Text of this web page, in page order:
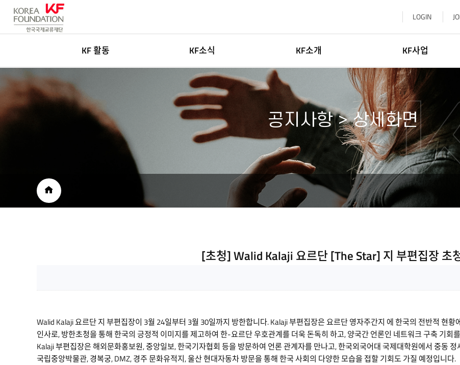
LOGIN
KF 활동
한국학
글로벌네트워킹
KF소식
고객센터
인재채용
공공외교 자료
KF소개
이사장소개
윤리·인권경영
신고센터
기부참여
찾아오시는길
KF사업
한국학
글로벌네트워킹
문화교류
KF 글로벌 센터
한-중앙아협력포럼사무국
KF 아세안문화원
공지사항 > 상세화면
HOME
[초청] Walid Kalaji 요르단 [The Star] 지 부편집장 초
Walid Kalaji 요르단지 부편집장이 3월 24일부터 3월 30일까지 방한합니다. Kalaji 부편집장은 요르단 영자주간지 에 한국의 전반적 현황
인사로, 방한초청을 통해 한국의 긍정적 이미지를 제고하여 한-요르단 우호관계를 더욱 돈독히 하고, 양국간 언론인 네트워크 구축 기회
Kalaji 부편집장은 해외문화홍보원, 중앙일보, 한국기자협회 등을 방문하여 언론 관계자를 만나고, 한국외국어대 국제대학원에서 중동
국립중앙박물관, 경복궁, DMZ, 경주 문화유적지, 울산 현대자동차 방문을 통해 한국 사회의 다양한 모습을 접할 기회도 가질 예정입니다.